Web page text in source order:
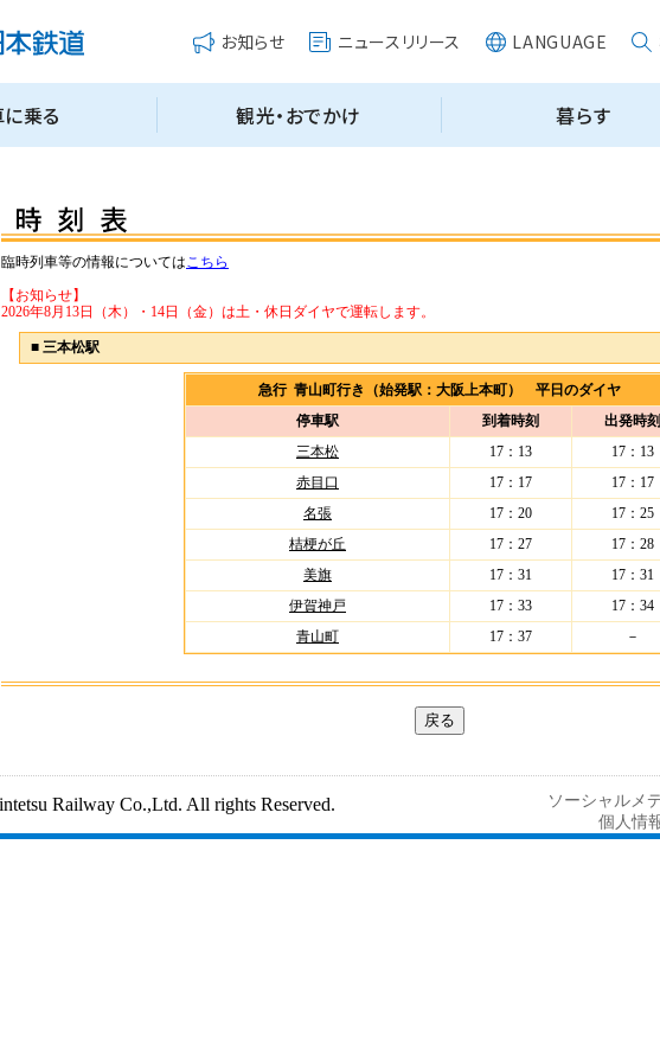
臨時列車等の情報についてはこちら
【お知らせ】
2026年8月13日（木）・14日（金）は土・休日ダイヤで運転します。
■ 三本松駅
急行 青山町行き（始発駅：大阪上本町） 平日のダイヤ
停車駅
到着時刻
出発時刻
三本松
17：13
17：13
赤目口
17：17
17：17
名張
17：20
17：25
桔梗が丘
17：27
17：28
美旗
17：31
17：31
伊賀神戸
17：33
17：34
青山町
17：37 －